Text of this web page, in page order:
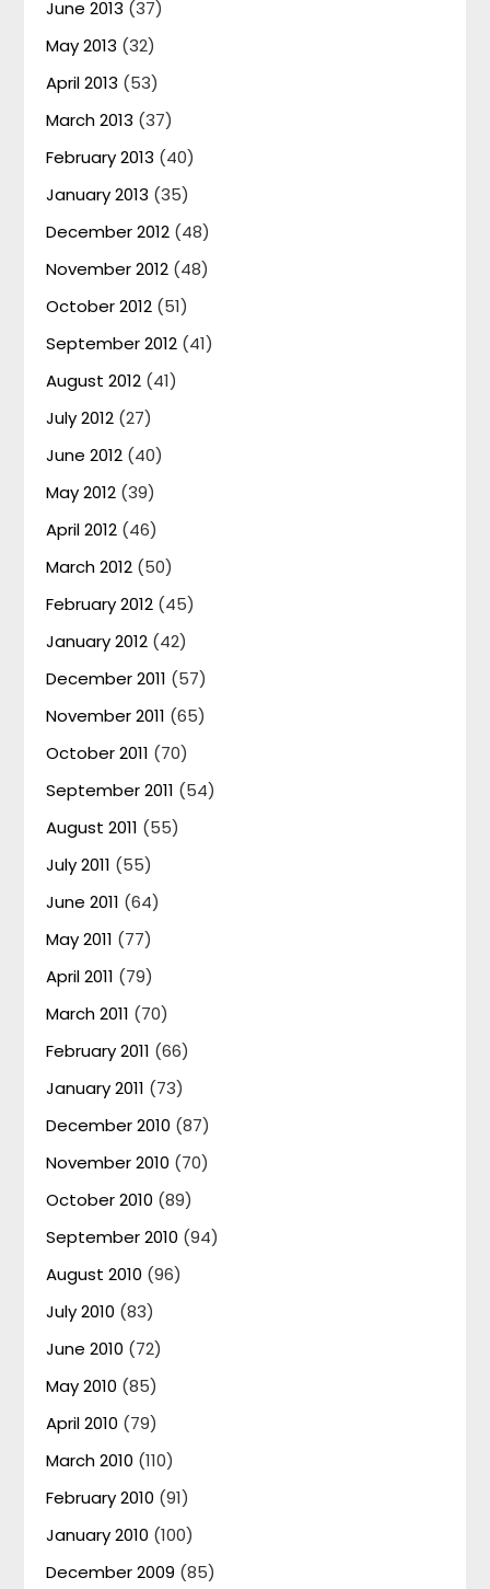
June 2013 (37)
May 2013 (32)
April 2013 (53)
March 2013 (37)
February 2013 (40)
January 2013 (35)
December 2012 (48)
November 2012 (48)
October 2012 (51)
September 2012 (41)
August 2012 (41)
July 2012 (27)
June 2012 (40)
May 2012 (39)
April 2012 (46)
March 2012 (50)
February 2012 (45)
January 2012 (42)
December 2011 (57)
November 2011 (65)
October 2011 (70)
September 2011 (54)
August 2011 (55)
July 2011 (55)
June 2011 (64)
May 2011 (77)
April 2011 (79)
March 2011 (70)
February 2011 (66)
January 2011 (73)
December 2010 (87)
November 2010 (70)
October 2010 (89)
September 2010 (94)
August 2010 (96)
July 2010 (83)
June 2010 (72)
May 2010 (85)
April 2010 (79)
March 2010 (110)
February 2010 (91)
January 2010 (100)
December 2009 (85)